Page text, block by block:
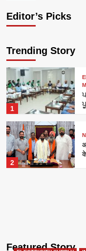
Editor’s Picks
Trending Story
1
2
Featured Story